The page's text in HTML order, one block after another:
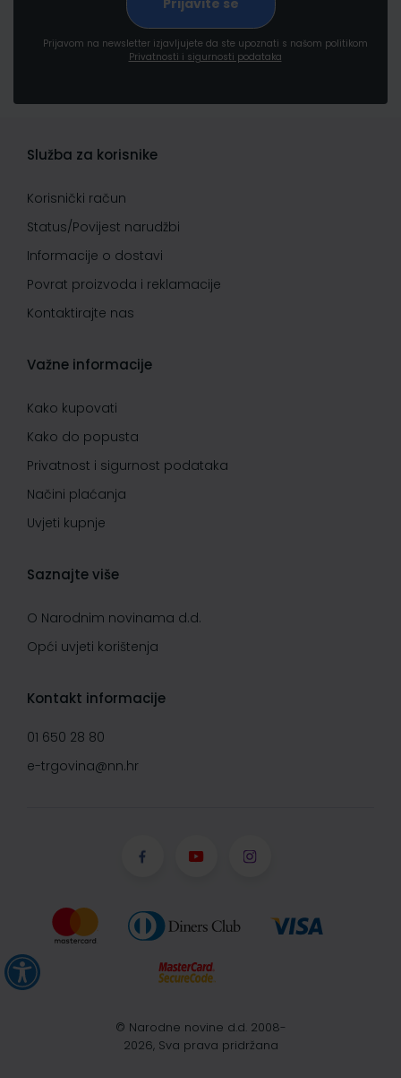
Prijavom na newsletter izjavljujete da ste upoznati s našom politikom
Privatnosti i sigurnosti podataka
Služba za korisnike
Korisnički račun
Status/Povijest narudžbi
Informacije o dostavi
Povrat proizvoda i reklamacije
Kontaktirajte nas
Važne informacije
Kako kupovati
Kako do popusta
Privatnost i sigurnost podataka
Načini plaćanja
Uvjeti kupnje
Saznajte više
O Narodnim novinama d.d.
Opći uvjeti korištenja
Kontakt informacije
01 650 28 80
e-trgovina@nn.hr
© Narodne novine d.d. 2008-
2026, Sva prava pridržana